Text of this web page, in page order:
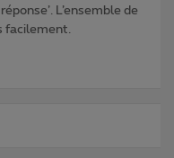
L’ensemble de
facilement.